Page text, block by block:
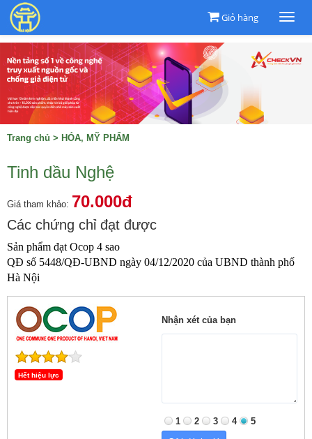
Giỏ hàng
Trang chủ > HÓA, MỸ PHẨM
Tinh dầu Nghệ
Giá tham khảo: 70.000đ
Các chứng chỉ đạt được
Sản phẩm đạt Ocop 4 sao
QĐ số 5448/QĐ-UBND ngày 04/12/2020 của UBND thành phố
Hà Nội
Hết hiệu lực
Nhận xét của bạn
1 2 3 4 5